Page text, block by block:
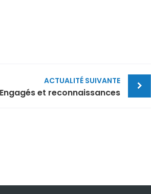
ACTUALITÉ SUIVANTE
Engagés et reconnaissances